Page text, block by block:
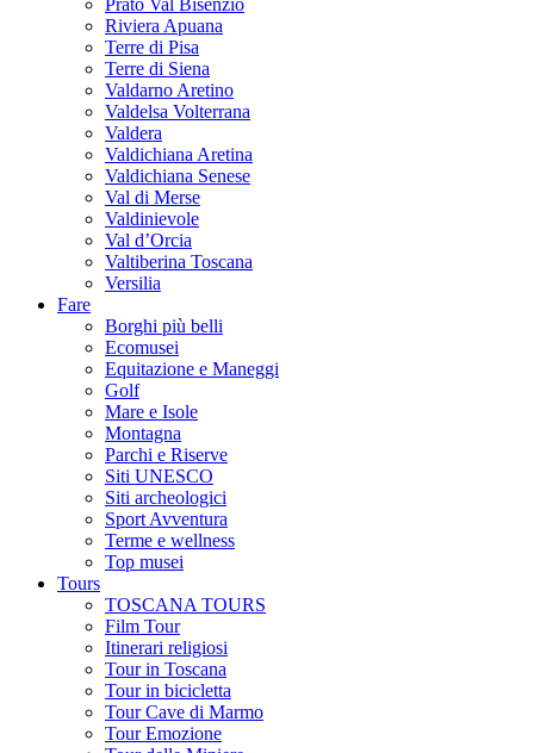
Prato Val Bisenzio
Riviera Apuana
Terre di Pisa
Terre di Siena
Valdarno Aretino
Valdelsa Volterrana
Valdera
Valdichiana Aretina
Valdichiana Senese
Val di Merse
Valdinievole
Val d’Orcia
Valtiberina Toscana
Versilia
Fare
Borghi più belli
Ecomusei
Equitazione e Maneggi
Golf
Mare e Isole
Montagna
Parchi e Riserve
Siti UNESCO
Siti archeologici
Sport Avventura
Terme e wellness
Top musei
Tours
TOSCANA TOURS
Film Tour
Itinerari religiosi
Tour in Toscana
Tour in bicicletta
Tour Cave di Marmo
Tour Emozione